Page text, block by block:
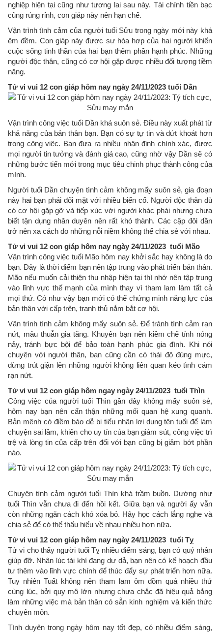
nghiệp hiện tại cũng như tương lai sau này. Tài chính tiền bạc
cũng rủng rỉnh, con giáp này nên hạn chế.
Vận trình tình cảm của người tuổi Sửu trong ngày mới này khá
êm đềm. Con giáp này được sự hòa hợp của hai người khiến
cuộc sống tinh thần của hai bạn thêm phần hạnh phúc. Những
người độc thân, cũng có cơ hội gặp được nhiều đối tượng tiềm
năng.
Tử vi vui 12 con giáp hôm nay ngày 24/11/2023 tuổi Dần
Vận trình công việc tuổi Dần khá suôn sẻ. Điều này xuất phát từ
khả năng của bản thân bạn. Bạn có sự tự tin và dứt khoát hơn
trong công việc. Bạn đưa ra nhiều nhận định chính xác, được
mọi người tin tưởng và đánh giá cao, cũng nhờ vậy Dần sẽ có
những bước tiến mới trong mục tiêu chinh phục thành công của
mình.
Người tuổi Dần chuyện tình cảm không mấy suôn sẻ, gia đoạn
này hai bạn phải đối mặt với nhiều biến cố. Người độc thân dù
có cơ hội gặp gỡ và tiếp xúc với người khác phái nhưng chưa
biết tận dụng nhân duyên nên rất khó thành. Các cặp đôi dần
trở nên xa cách do những nỗi niềm không thể chia sẻ với nhau.
Tử vi vui 12 con giáp hôm nay ngày 24/11/2023 tuổi Mão
Vận trình công việc tuổi Mão hôm nay khởi sắc hay không là do
bạn. Đây là thời điểm bạn nên tập trung vào phát triển bản thân.
Mão nếu muốn cải thiện thu nhập hiện tại thì nhớ nên tập trung
vào lĩnh vực thế mạnh của mình thay vì tham lam làm tất cả
mọi thứ. Có như vậy bạn mới có thể chứng minh năng lực của
bản thân với cấp trên, tranh thủ nắm bắt cơ hội.
Vận trình tình cảm không mấy suôn sẻ. Để tránh tình cảm rạn
nứt, mâu thuẫn gia tăng. Khuyên bạn nên kiềm chế tính nóng
nảy, tránh bực bội để bảo toàn hạnh phúc gia đình. Khi nói
chuyện với người thân, bạn cũng cần có thái độ đúng mực,
đừng trút giận lên những người không liên quan kẻo tình cảm
rạn nứt.
Tử vi vui 12 con giáp hôm ngay ngày 24/11/2023 tuổi Thìn
Công việc của người tuổi Thìn gần đây không mấy suôn sẻ,
hôm nay bạn nên cẩn thận những mối quan hệ xung quanh.
Bản mệnh có điềm báo dễ bị tiểu nhân lợi dụng tên tuổi để làm
chuyện sai lầm, khiến cho uy tín của bạn giảm sút, công việc trì
trệ và lòng tin của cấp trên đối với bạn cũng bị giảm bớt phần
nào.
Chuyện tình cảm người tuổi Thìn khá trầm buồn. Dường như
tuổi Thìn vẫn chưa đi đến hồi kết. Giữa bạn và người ấy vẫn
còn những ngăn cách khó xóa bỏ. Hãy học cách lắng nghe và
chia sẻ để có thể thấu hiểu về nhau nhiều hơn nữa.
Tử vi vui 12 con giáp hôm nay ngày 24/11/2023 tuổi Tỵ
Tử vi cho thấy người tuổi Tỵ nhiều điểm sáng, bạn có quý nhân
giúp đỡ. Nhân lúc tài khí đang dư dả, bạn nên có kế hoạch đầu
tư thêm vào lĩnh vực chính để thúc đẩy sự phát triển hơn nữa.
Tuy nhiên Tuất không nên tham lam ôm đồm quá nhiều thứ
cùng lúc, bởi quy mô lớn nhưng chưa chắc đã hiệu quả bằng
làm những việc mà bản thân có sẵn kinh nghiệm và kiến thức
chuyên môn.
Tình duyên trong ngày hôm nay tốt đẹp, có nhiều điểm sáng,